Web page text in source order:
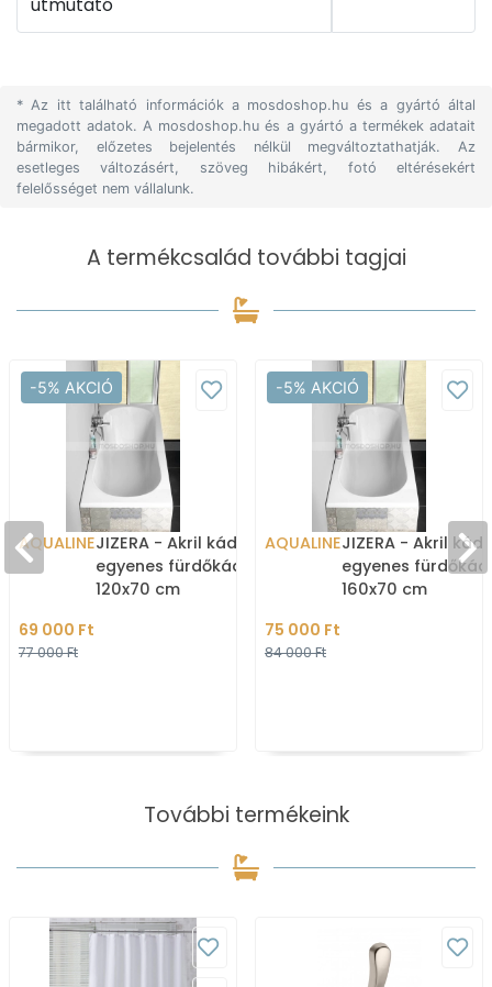
* Az itt található információk a mosdoshop.hu és a gyártó által
megadott adatok. A mosdoshop.hu és a gyártó a termékek adatait
bármikor, előzetes bejelentés nélkül megváltoztathatják. Az
esetleges változásért, szöveg hibákért, fotó eltérésekért
felelősséget nem vállalunk.
A termékcsalád további tagjai
-5% AKCIÓ
AQUALINEJIZERA - Akril kád,
egyenes fürdőkád -
120x70 cm
69 000 Ft
77 000 Ft
-5% AKCIÓ
AQUALINEJIZERA - Akril kád,
egyenes
160x70 cm
75 000 Ft
84 000 Ft
További termékeink